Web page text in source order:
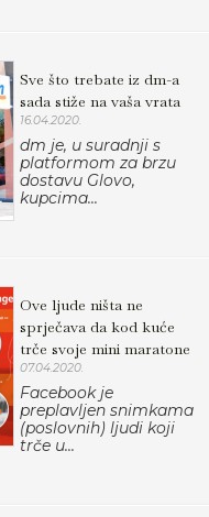
Sve što trebate iz dm-a
sada stiže na vaša vrata
16.04.2020.
dm je, u suradnji s
platformom za brzu
dostavu Glovo,
kupcima...
Ove ljude ništa ne
sprječava da kod kuće
trče svoje mini maratone
07.04.2020.
Facebook je
preplavljen snimkama
(poslovnih) ljudi koji
trče u...